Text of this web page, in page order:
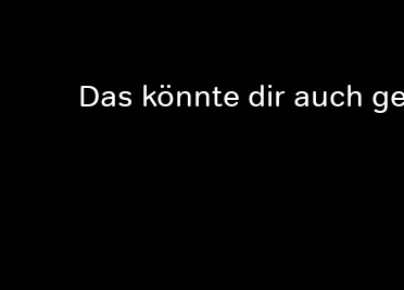
Das könnte dir auch